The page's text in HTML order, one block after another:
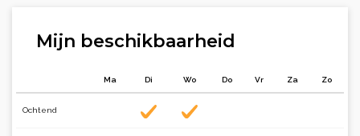
Mijn beschikbaarheid
Ma Di Wo Do Vr Za Zo
Ochtend